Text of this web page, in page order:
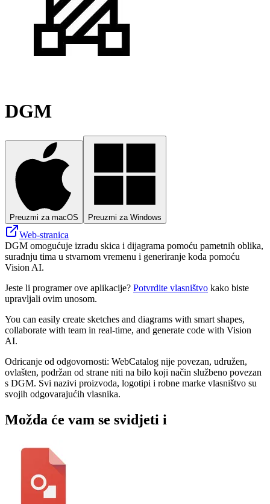
DGM
Preuzmi za macOS Preuzmi za Windows
Web-stranica
DGM omogućuje izradu skica i dijagrama pomoću pametnih oblika,
suradnju tima u stvarnom vremenu i generiranje koda pomoću
Vision AI.
Jeste li programer ove aplikacije? Potvrdite vlasništvo kako biste
upravljali ovim unosom.
You can easily create sketches and diagrams with smart shapes,
collaborate with team in real-time, and generate code with Vision
AI.
Odricanje od odgovornosti: WebCatalog nije povezan, udružen,
ovlašten, podržan od strane niti na bilo koji način službeno povezan
s DGM. Svi nazivi proizvoda, logotipi i robne marke vlasništvo su
svojih odgovarajućih vlasnika.
Možda će vam se svidjeti i